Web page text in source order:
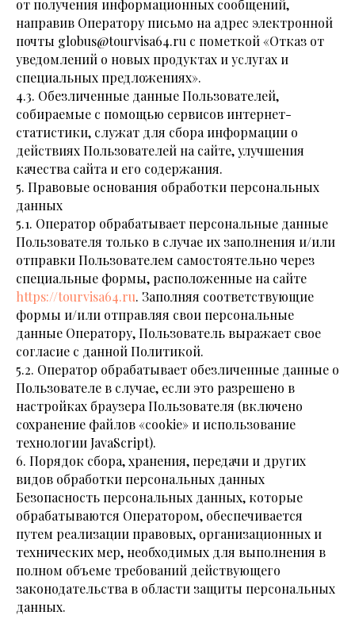
от получения информационных сообщений,
направив Оператору письмо на адрес электронной
почты globus@tourvisa64.ru с пометкой «Отказ от
уведомлений о новых продуктах и услугах и
специальных предложениях».
4.3. Обезличенные данные Пользователей,
собираемые с помощью сервисов интернет-
статистики, служат для сбора информации о
действиях Пользователей на сайте, улучшения
качества сайта и его содержания.
5. Правовые основания обработки персональных
данных
5.1. Оператор обрабатывает персональные данные
Пользователя только в случае их заполнения и/или
отправки Пользователем самостоятельно через
специальные формы, расположенные на сайте
https://tourvisa64.ru. Заполняя соответствующие
формы и/или отправляя свои персональные
данные Оператору, Пользователь выражает свое
согласие с данной Политикой.
5.2. Оператор обрабатывает обезличенные данные о
Пользователе в случае, если это разрешено в
настройках браузера Пользователя (включено
сохранение файлов «cookie» и использование
технологии JavaScript).
6. Порядок сбора, хранения, передачи и других
видов обработки персональных данных
Безопасность персональных данных, которые
обрабатываются Оператором, обеспечивается
путем реализации правовых, организационных и
технических мер, необходимых для выполнения в
полном объеме требований действующего
законодательства в области защиты персональных
данных.